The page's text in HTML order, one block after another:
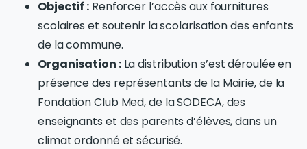
Objectif : Renforcer l’accès aux fournitures
scolaires et soutenir la scolarisation des enfants
de la commune.
Organisation :La distribution s’est déroulée en
présence des représentants de la Mairie, de la
Fondation Club Med, de la SODECA, des
enseignants et des parents d’élèves, dans un
climat ordonné et sécurisé.